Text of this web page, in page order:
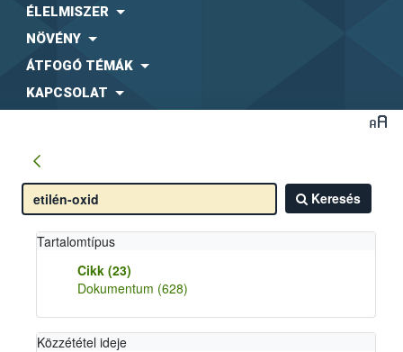
ÉLELMISZER
NÖVÉNY
ÁTFOGÓ TÉMÁK
KAPCSOLAT
Keresés
Tartalomtípus
Cikk (23)
Dokumentum (628)
Közzététel ideje